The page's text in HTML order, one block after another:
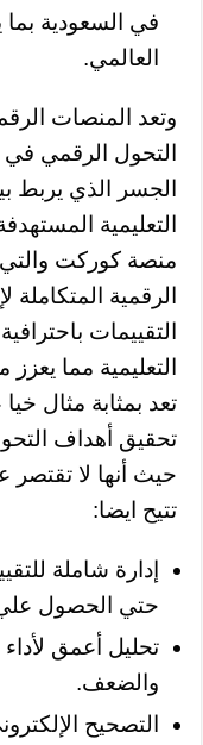
في السعودية
العالمي.
وتعد المنصات
الجسر الذي يربط
التعليمية
منصة كوركت
الرقمية المتكاملة
التقييمات
التعليمية مما
تعد بمثابة مثال
حيث أنها لا
تتيح ايضا:
إدارة شاملة
حتي الحصول علي
تحليل أعمق
والضعف.
التصحيح